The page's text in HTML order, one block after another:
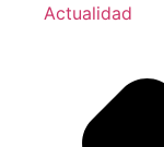
Actualidad